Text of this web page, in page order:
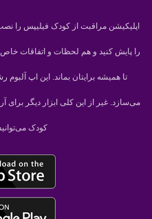
اپلیکیشن مراقبت از کودک فیلیپس را
را پایش کنید و هم لحظات و اتفاقات
تا همیشه برایتان بماند. این اپ
می‌سازد. غیر از این کلی ابزار دیگر
کودک